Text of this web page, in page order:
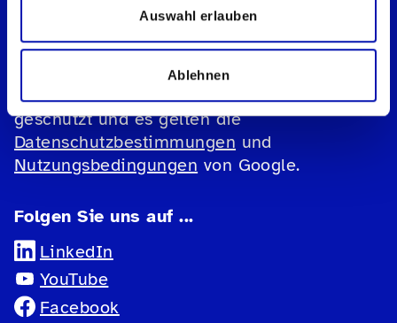
Auswahl erlauben
Ablehnen
Impressum
Cookie-Einstellungen
Diese Website ist durch reCAPTCHA
geschützt und es gelten die
Datenschutzbestimmungen und
Nutzungsbedingungen von Google.
Folgen Sie uns auf ...
LinkedIn
YouTube
Facebook